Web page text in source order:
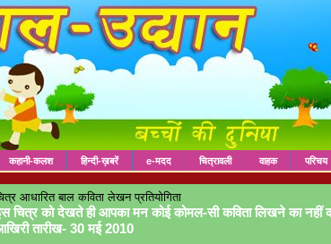
कहानी-कलश हिन्दी-ख़बरें e-मदद चित्रावली वाहक परिचय
आधारित बाल कविता लेखन प्रतियोगिता
चित्र को देखते ही आपका मन कोई कोमल-सी कविता लिखने का नहीं
तारीख- 30 मई 2010